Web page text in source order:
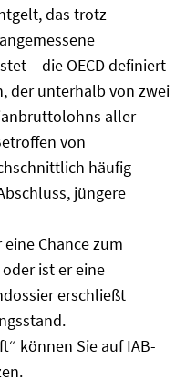
das trotz
– die OECD definiert
der unterhalb von zwei
aller
von
häufig
jüngere
Chance zum
ist er eine
erschließt
können Sie auf IAB-